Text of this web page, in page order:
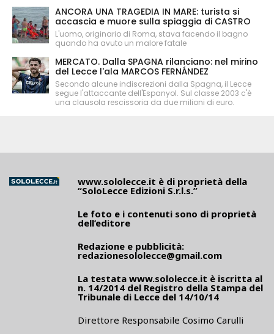
ANCORA UNA TRAGEDIA IN MARE: turista si
accascia e muore sulla spiaggia di CASTRO
L'uomo, originario di Roma, stava facendo il bagno
quando ha avuto un malore fatale
MERCATO. Dalla SPAGNA rilanciano: nel mirino
del Lecce l'ala MARCOS FERNÁNDEZ
Secondo alcune indiscrezioni dalla Spagna, il Lecce
segue l'attaccante dell'Espanyol. Sul classe 2003 c'è
una clausola rescissoria da due milioni di euro.
www.sololecce.it è di proprietà della
“SoloLecce Edizioni S.r.l.s.”
Le foto e i contenuti sono di proprietà
dell’editore
Redazione e pubblicità:
redazionesololecce@gmail.com
La testata www.sololecce.it è iscritta al
n. 14/2014 del Registro della Stampa del
Tribunale di Lecce del 14/10/14
Direttore Responsabile Cosimo Carulli